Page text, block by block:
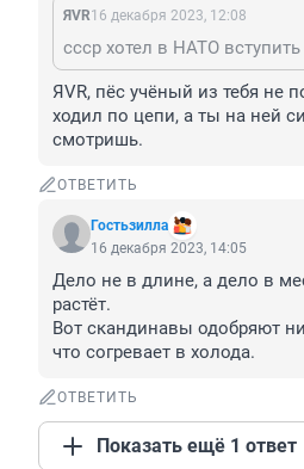
ЯVR16 декабря 2023, 12:08
ЯVR, пёс учёный из тебя не
ходил по цепи, а ты на ней
смотришь.
ОТВЕТИТЬ
Гостьзилла
16 декабря 2023, 14:05
Дело не в длине, а дело в
растёт.
Вот скандинавы одобряют
что согревает в холода.
ОТВЕТИТЬ
Показать ещё 1 ответ